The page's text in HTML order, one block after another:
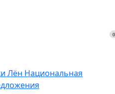
Лён Национальная
0